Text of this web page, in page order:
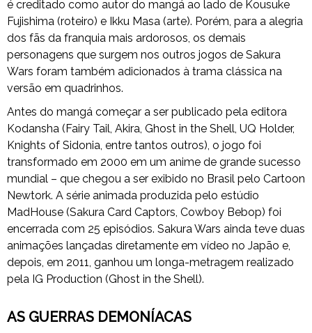
é creditado como autor do mangá ao lado de Kousuke
Fujishima (roteiro) e Ikku Masa (arte). Porém, para a alegria
dos fãs da franquia mais ardorosos, os demais
personagens que surgem nos outros jogos de Sakura
Wars foram também adicionados à trama clássica na
versão em quadrinhos.
Antes do mangá começar a ser publicado pela editora
Kodansha (Fairy Tail, Akira, Ghost in the Shell, UQ Holder,
Knights of Sidonia, entre tantos outros), o jogo foi
transformado em 2000 em um anime de grande sucesso
mundial – que chegou a ser exibido no Brasil pelo Cartoon
Newtork. A série animada produzida pelo estúdio
MadHouse (Sakura Card Captors, Cowboy Bebop) foi
encerrada com 25 episódios. Sakura Wars ainda teve duas
animações lançadas diretamente em vídeo no Japão e,
depois, em 2011, ganhou um longa-metragem realizado
pela IG Production (Ghost in the Shell).
AS GUERRAS DEMONÍACAS